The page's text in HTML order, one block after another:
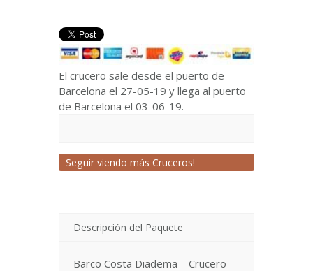
El crucero sale desde el puerto de
Barcelona el 27-05-19 y llega al puerto
de Barcelona el 03-06-19.
Seguir viendo más Cruceros!
Descripción del Paquete
Barco Costa Diadema – Crucero